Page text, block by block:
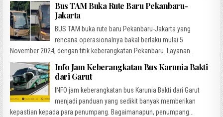
Bus TAM Buka Rute Baru Pekanbaru-
Jakarta
BUS TAM buka rute baru Pekanbaru-Jakarta yang
rencana operasionalnya bakal berlaku mulai 5
November 2024, dengan titik keberangkatan Pekanbaru. Layanan...
Info Jam Keberangkatan Bus Karunia Bakti
dari Garut
INFO jam keberangkatan bus Karunia Bakti dari Garut
menjadi panduan yang sedikit banyak memberikan
kepastian kepada para penumpang. Bagaimanapun, penumpang...